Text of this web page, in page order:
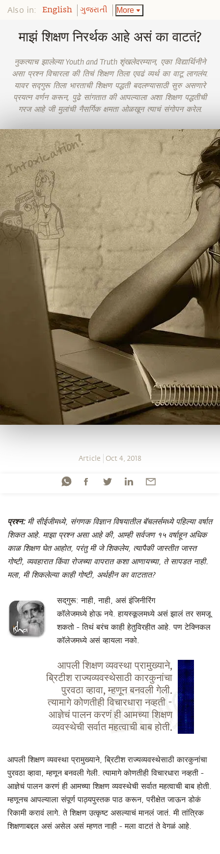
Also in: English ગુજરાતી More
माझं शिक्षण निरर्थक आहे असं का वाटतं?
नुकत्याच झालेल्या Youth and Truth शृंखलेदरम्यान, एका विद्यार्थिनीने
असा प्रश्न विचारला की तिचं शिक्षण तिला एवढं व्यर्थ का वाटू लागलंय.
यावर सद्गुरू तिला भारताची शिक्षण पद्धती बदलण्यासाठी सुरु असणारे
प्रयत्न वर्णन करून, पुढे सांगतात की आपल्याला अशा शिक्षण पद्धतीची
गरज आहे जी मुलांची नैसर्गिक क्षमता ओळखून त्याचं संगोपन करेल.
Article Oct 4, 2018
प्रश्न: मी सीईजीमध्ये, संगणक विज्ञान विषयातील बॅचलर्समध्ये पहिल्या वर्षात
शिकत आहे. माझा प्रश्न असा आहे की, आम्ही सर्वजण १५ वर्षाहून अधिक
काळ शिक्षण घेत आहोत, परंतु मी जे शिकलेय, त्यापैकी जास्तीत जास्त
गोष्टी, व्यवहारात किंवा रोजच्या वापरात कशा आणायच्या, ते सापडत नाही.
मला, मी शिकलेल्या काही गोष्टी, अर्थहीन का वाटतात?
सद्‌गुरू: नाही, नाही, असं इंजिनीरिंग
कॉलेजमध्ये होऊ नये. हायस्कूलमध्ये असं झालं तर समजू
शकतो - तिथं बरंच काही हेतुविरहीत आहे. पण टेक्निकल
कॉलेजमध्ये असं व्हायला नको.
आपली शिक्षण व्यवस्था प्रामुख्याने,
ब्रिटीश राज्यव्यवस्थेसाठी कारकुनांचा
पुरवठा व्हावा, म्हणून बनवली गेली.
त्यामागे कोणतीही विचारधारा नव्हती -
आज्ञेचं पालन करणं ही आमच्या शिक्षण
व्यवस्थेची सर्वात महत्वाची बाब होती.
आपली शिक्षण व्यवस्था प्रामुख्याने, ब्रिटीश राज्यव्यवस्थेसाठी कारकुनांचा
पुरवठा व्हावा, म्हणून बनवली गेली. त्यामागे कोणतीही विचारधारा नव्हती -
आज्ञेचं पालन करणं ही आमच्या शिक्षण व्यवस्थेची सर्वात महत्वाची बाब होती.
म्हणूनच आपल्याला संपूर्ण पाठ्यपुस्तक पाठ करून, परीक्षेत जाऊन डोकं
रिकामी करावं लागे. ते शिक्षण उत्कृष्ट असल्याचं मानलं जातं. मी तांत्रिक
शिक्षणाबद्दल असं असेल असं म्हणत नाही - मला वाटतं ते वेगळं आहे.